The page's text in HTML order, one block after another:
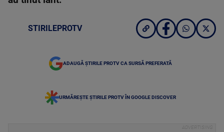
STIRILEPROTV
ADAUGĂ ȘTIRILE PROTV CA SURSĂ PREFERATĂ
URMĂREȘTE ȘTIRILE PROTV ÎN GOOGLE DISCOVER